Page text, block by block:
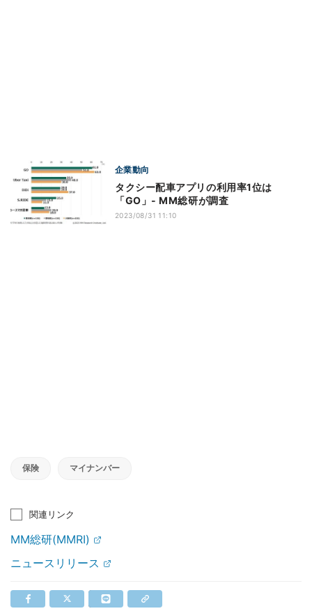
企業動向
タクシー配車アプリの利用率1位は
「GO」- MM総研が調査
2023/08/31 11:10
保険 マイナンバー
関連リンク
MM総研(MMRI)
ニュースリリース